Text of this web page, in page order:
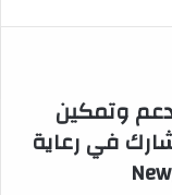
(2025-2030) لدعم وتمكين
في رعاية